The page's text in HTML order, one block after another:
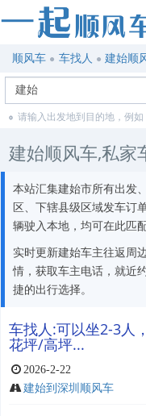
顺风车 车找人 建始顺
请输入出发地到目的地，例
建始顺风车,私家
本站汇集建始市所有出发
区、下辖县级区域发车订
辆驶入本地，均可在此匹
实时更新建始车主往返周
情，获取车主电话，就近
捷的出行选择。
车找人:可以坐2-3人
花坪/高坪...
2026-2-22
建始到深圳顺风车